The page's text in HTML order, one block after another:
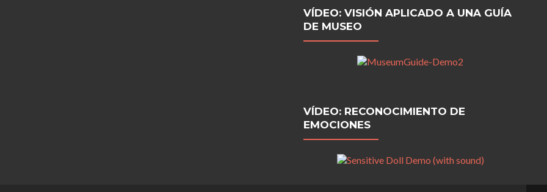
VÍDEO: VISIÓN APLICADO A UNA GUÍA
DE MUSEO
VÍDEO: RECONOCIMIENTO DE
EMOCIONES